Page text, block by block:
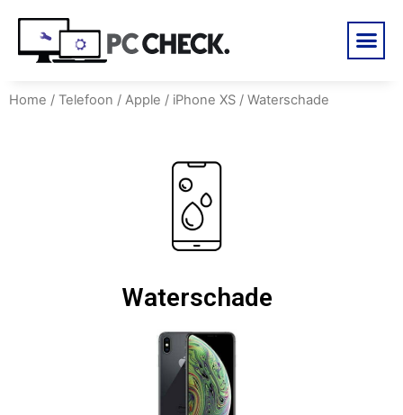
Home / Telefoon / Apple / iPhone XS / Waterschade
Waterschade